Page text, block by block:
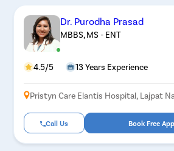
Dr. Purodha Prasad
MBBS, MS - ENT
4.5/5 13 Years Experience
Pristyn Care Elantis Hospital, Lajpat
Call Us Book Free